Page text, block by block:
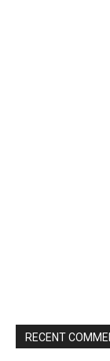
RECENT